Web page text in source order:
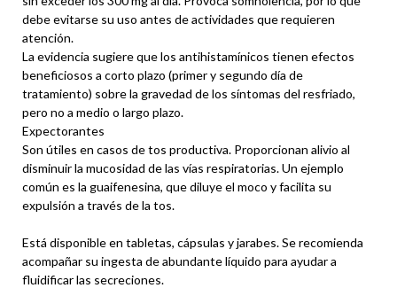
debe evitarse su uso antes de actividades que requieren
atención.
La evidencia sugiere que los antihistamínicos tienen efectos
beneficiosos a corto plazo (primer y segundo día de
tratamiento) sobre la gravedad de los síntomas del resfriado,
pero no a medio o largo plazo.
Expectorantes
Son útiles en casos de tos productiva. Proporcionan alivio al
disminuir la mucosidad de las vías respiratorias. Un ejemplo
común es la guaifenesina, que diluye el moco y facilita su
expulsión a través de la tos.
Está disponible en tabletas, cápsulas y jarabes. Se recomienda
acompañar su ingesta de abundante líquido para ayudar a
fluidificar las secreciones.